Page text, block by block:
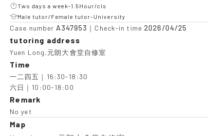
Two days a week-1.5Hour/cls
Male tutor/Female tutor-University
Case number A347953 ｜Check-in time2026/04/25
tutoring address
Yuen Long,元朗大會堂自修室
Time
一二四五｜16:30-18:30
六日｜10:00-18:00
Remark
No yet
Map